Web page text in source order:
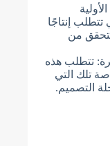
تتطلب إنتاجًا
من
تتطلب هذه
تلك التي
التصميم.